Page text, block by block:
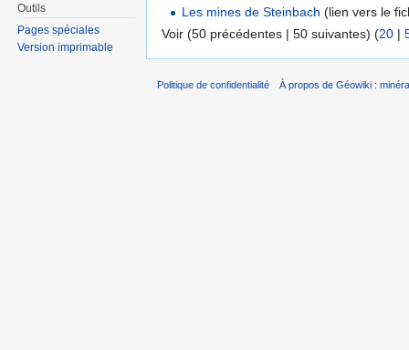
Les mines de Steinbach (lien vers le
Voir (50 précédentes | 50 suivantes) (20 |
Outils
Pages spéciales
Version imprimable
Politique de confidentialité À propos de Géowiki :